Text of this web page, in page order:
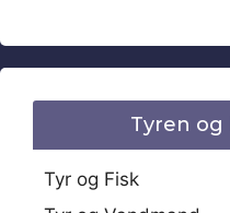
Tyren
Tyr og Fisk